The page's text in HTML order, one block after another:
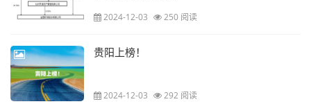
2024-12-03 250 阅读
贵阳上榜！
2024-12-03 292 阅读